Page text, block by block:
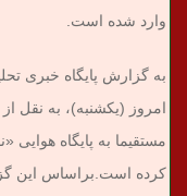
وارد شده است.
به گزارش پایگاه خبری
مستقیما به پایگاه
کرده است. براساس این